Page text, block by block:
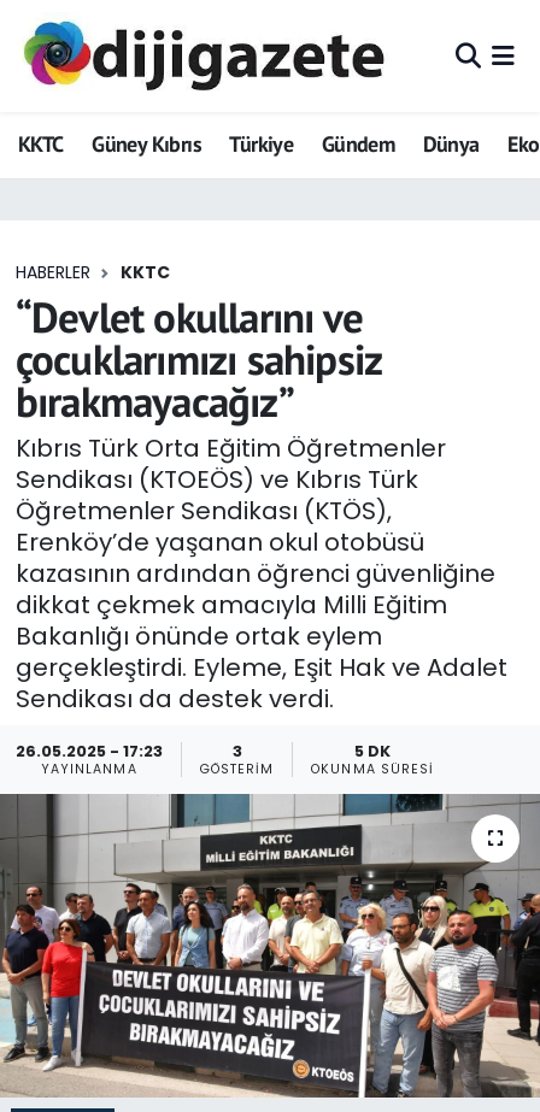
KKTC Güney Kıbrıs Türkiye Gündem Dünya
HABERLER KKTC
“Devlet okullarını ve
çocuklarımızı sahipsiz
bırakmayacağız”
Kıbrıs Türk Orta Eğitim Öğretmenler
Sendikası (KTOEÖS) ve Kıbrıs Türk
Öğretmenler Sendikası (KTÖS),
Erenköy’de yaşanan okul otobüsü
kazasının ardından öğrenci güvenliğine
dikkat çekmek amacıyla Milli Eğitim
Bakanlığı önünde ortak eylem
gerçekleştirdi. Eyleme, Eşit Hak ve Adalet
Sendikası da destek verdi.
26.05.2025 - 17:23
YAYINLANMA
3
GÖSTERIM
5 DK
OKUNMA SÜRESI
ADVERTORIAL
Dijigazete
Eğitim
Ekonomi
Foto Galeri
GEZİ
Güncel
Gündem
KKTC
KKTC YEREL SEÇİM 2018
Kültür Sanat
Magazin
Moda
Nöbetçi Eczaneler
Otomobil Dünyası
Politika
Hava Durumu
Trafik Durumu
Tüm Manşetler
Son Dakika Haberleri
Haber Arşivi